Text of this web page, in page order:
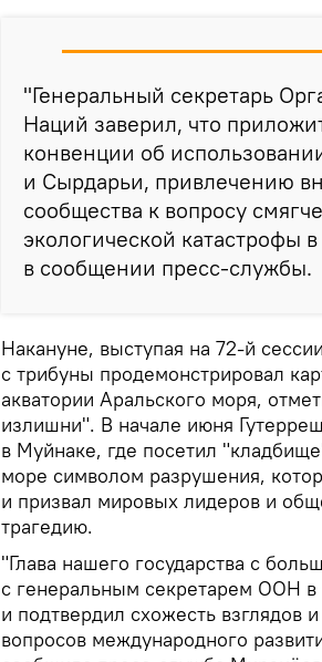
"Генеральный секретарь
Наций заверил, что
конвенции об
и Сырдарьи, привлечению
сообщества к вопросу
экологической катастрофы
в сообщении пресс-службы.
Накануне, выступая на 72-й
с трибуны продемонстрировал
акватории Аральского моря,
излишни". В начале июня
в Муйнаке, где посетил
море символом разрушения,
и призвал мировых лидеров и
трагедию.
"Глава нашего государства с
с генеральным секретарем ООН в
и подтвердил схожесть взглядов
вопросов международного